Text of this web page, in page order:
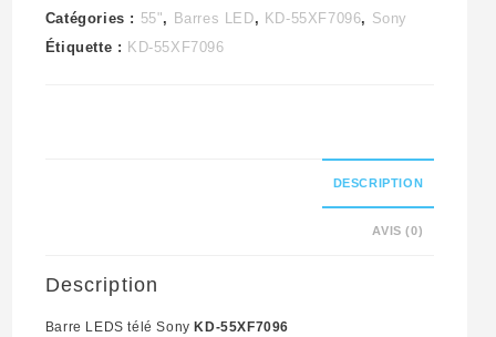
Catégories : 55", Barres LED, KD-55XF7096, Sony
Étiquette : KD-55XF7096
DESCRIPTION
AVIS (0)
Description
Barre LEDS télé Sony KD-55XF7096